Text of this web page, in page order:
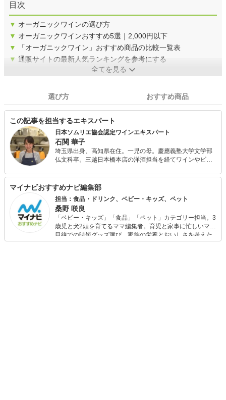
目次
▼ オーガニックワインの選び方
▼ オーガニックワインおすすめ5選｜2,000円以下
▼
「オーガニックワイン」おすすめ商品の比較一覧表
▼ 通販サイトの最新人気ランキングを参考にする
全てを見る
選び方 おすすめ商品
この記事を担当するエキスパート
日本ソムリエ協会認定ワインエキスパート
石関 華子
埼玉県出身、高知県在住。一児の母。慶應義塾大学文学部
仏文科卒。三越日本橋本店の洋酒担当を経てワインやビー
J.S.Aワインエキスパートの資格を取得。 現在はOffice Le
Lionの代表として、高知県内のワイナリーのアドバイザー
やワイン検定の講師を務める一方、ワインに関連する記事
やコラム等の執筆も多数手がけています。2019年、日本ソ
ムリエ協会高知支部副支部長に就任。
マイナビおすすめナビ編集部
担当：食品・ドリンク、ベビー・キッズ、ペット
桑野 咲良
「ベビー・キッズ」「食品」「ペット」カテゴリー担当。3
歳児と犬2頭を育てるママ編集者。育児と家事に忙しいママ
目線での時短グッズ選び、家族の栄養とおいしさを考えた
食品選び、束の間のリラックスタイムを楽しむためのスイ